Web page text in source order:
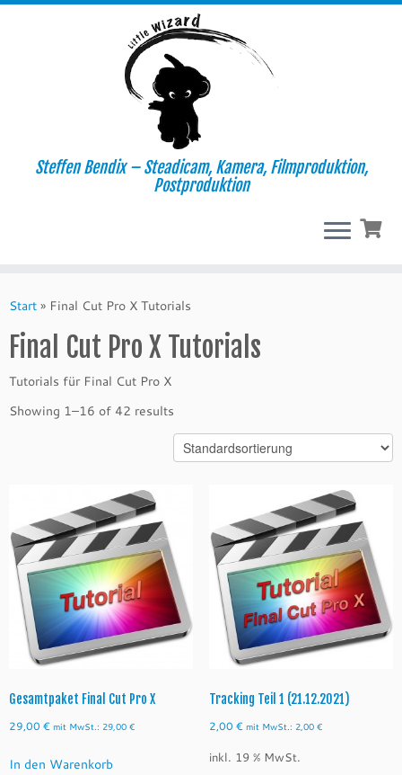
Inhalt
Steffen Bendix – Steadicam, Kamera, Filmproduktion,
Postproduktion
Start » Final Cut Pro X Tutorials
Final Cut Pro X Tutorials
Tutorials für Final Cut Pro X
Showing 1–16 of 42 results
Gesamtpaket Final Cut Pro X
29,00 € mit MwSt.: 29,00 €
In den Warenkorb
Tracking Teil 1 (21.12.2021)
2,00 € mit MwSt.: 2,00 €
inkl. 19 % MwSt.